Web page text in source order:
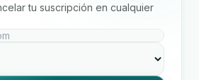
tu suscripción en cualquier